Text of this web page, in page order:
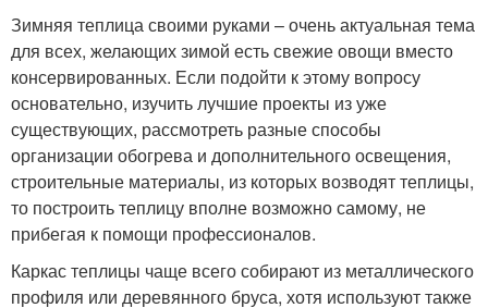
Зимняя теплица своими руками – очень актуальная тема
для всех, желающих зимой есть свежие овощи вместо
консервированных. Если подойти к этому вопросу
основательно, изучить лучшие проекты из уже
существующих, рассмотреть разные способы
организации обогрева и дополнительного освещения,
строительные материалы, из которых возводят теплицы,
то построить теплицу вполне возможно самому, не
прибегая к помощи профессионалов.
Каркас теплицы чаще всего собирают из металлического
профиля или деревянного бруса, хотя используют также